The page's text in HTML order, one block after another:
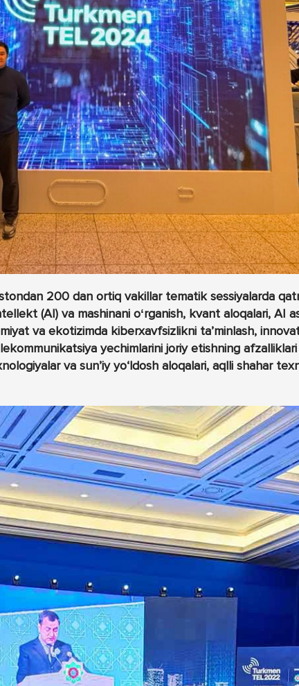
200 dan ortiq vakillar tematik sessiyalarda
(AI) va mashinani oʻrganish, kvant aloqalari, AI
va ekotizimda kiberxavfsizlikni ta’minlash,
yechimlarini joriy etishning
va sun’iy yo‘ldosh aloqalari, aqlli shahar